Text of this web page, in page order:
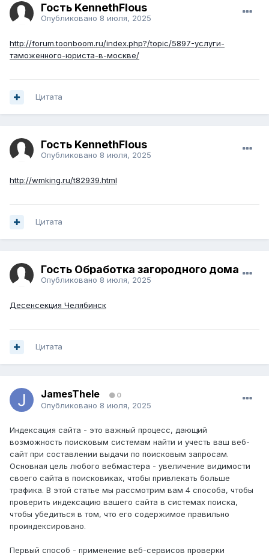
Гость KennethFlous
Опубликовано 8 июля, 2025
http://forum.toonboom.ru/index.php?/topic/5897-услуги-
таможенного-юриста-в-москве/
Цитата
Гость KennethFlous
Опубликовано 8 июля, 2025
http://wmking.ru/t82939.html
Цитата
Гость Обработка загородного дома
Опубликовано 8 июля, 2025
Десенсекция Челябинск
Цитата
JamesThele 0
Опубликовано 8 июля, 2025
Индексация сайта - это важный процесс, дающий
возможность поисковым системам найти и учесть ваш веб-
сайт при составлении выдачи по поисковым запросам.
Основная цель любого вебмастера - увеличение видимости
своего сайта в поисковиках, чтобы привлекать больше
трафика. В этой статье мы рассмотрим вам 4 способа, чтобы
проверить индексацию вашего сайта в системах поиска,
чтобы убедиться в том, что его содержимое правильно
проиндексировано.
Первый способ - применение веб-сервисов проверки